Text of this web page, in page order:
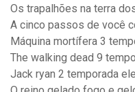
Os trapalhões na terra
A cinco passos de você
Máquina mortífera 3
The walking dead 9
Jack ryan 2 temporada